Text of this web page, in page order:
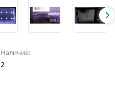
Наличие:
2